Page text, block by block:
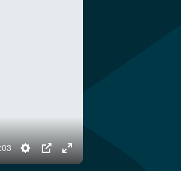
Settings
PIP Enter